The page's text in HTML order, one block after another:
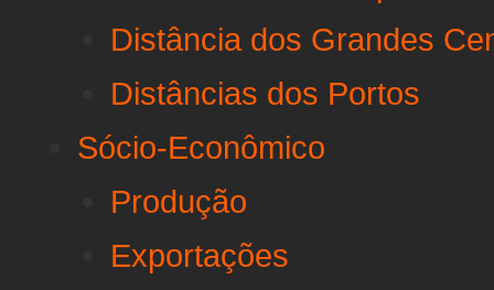
Distância dos Grandes
Distâncias dos Portos
Sócio-Econômico
Produção
Exportações